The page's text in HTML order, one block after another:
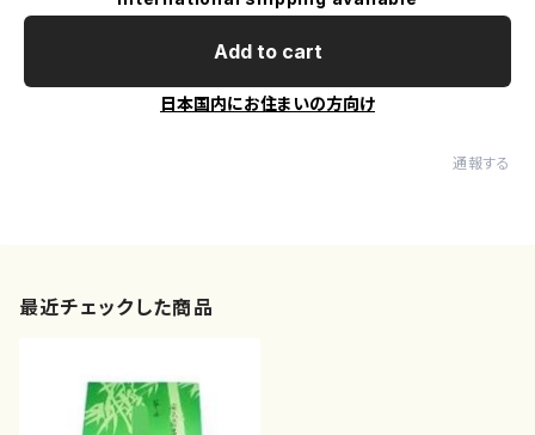
Add to cart
日本国内にお住まいの方向け
通報する
最近チェックした商品